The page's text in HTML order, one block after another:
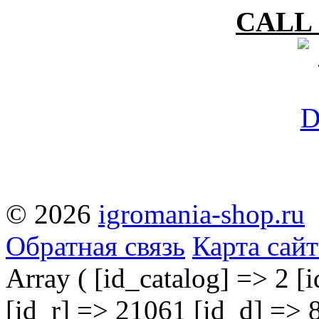
CALL
© 2026 igromania-shop.ru
Обратная связь Карта
Array ( [id_catalog] => 2
[id_r] => 21061 [id_d] =>